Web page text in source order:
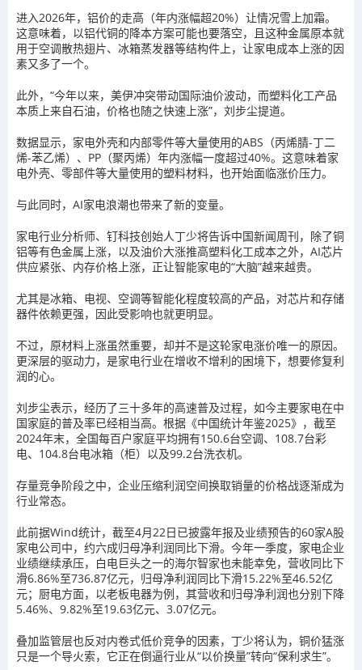
进入2026年，铝价的走高（年内涨幅超20%）让情况雪上加霜。
这意味着，以铝代铜的降本方案可能也要落空，且这种金属原本就
用于空调散热翅片、冰箱蒸发器等结构件上，让家电成本上涨的因
素又多了一个。
此外，“今年以来，美伊冲突带动国际油价波动，而塑料化工产品
本质上来自石油，价格也随之快速上涨”，刘步尘提道。
数据显示，家电外壳和内部零件等大量使用的ABS（丙烯腈-丁二
烯-苯乙烯）、PP（聚丙烯）年内涨幅一度超过40%。这意味着家
电外壳、零部件等大量使用的塑料材料，也开始面临涨价压力。
与此同时，AI家电浪潮也带来了新的变量。
家电行业分析师、钉科技创始人丁少将告诉中国新闻周刊，除了铜
铝等有色金属上涨，以及油价大涨推高塑料化工成本之外，AI芯片
供应紧张、内存价格上涨，正让智能家电的“大脑”越来越贵。
尤其是冰箱、电视、空调等智能化程度较高的产品，对芯片和存储
器件依赖更强，因此受影响也就更明显。
不过，原材料上涨虽然重要，却并不是这轮家电涨价唯一的原因。
更深层的驱动力，是家电行业在增收不增利的困境下，想要修复利
润的心。
刘步尘表示，经历了三十多年的高速普及过程，如今主要家电在中
国家庭的普及率已经相当高。根据《中国统计年鉴2025》，截至
2024年末，全国每百户家庭平均拥有150.6台空调、108.7台彩
电、104.8台电冰箱（柜）以及99.2台洗衣机。
存量竞争阶段之中，企业压缩利润空间换取销量的价格战逐渐成为
行业常态。
此前据Wind统计，截至4月22日已披露年报及业绩预告的60家A股
家电公司中，约六成归母净利润同比下滑。今年一季度，家电企业
业绩继续承压，白电巨头之一的海尔智家也未能幸免，营收同比下
滑6.86%至736.87亿元，归母净利润同比下滑15.22%至46.52亿
元；厨电方面，以老板电器为例，其营收和归母净利润也分别下降
5.46%、9.82%至19.63亿元、3.07亿元。
叠加监管层也反对内卷式低价竞争的因素，丁少将认为，铜价猛涨
只是一个导火索，它正在倒逼行业从“以价换量”转向“保利求生”。